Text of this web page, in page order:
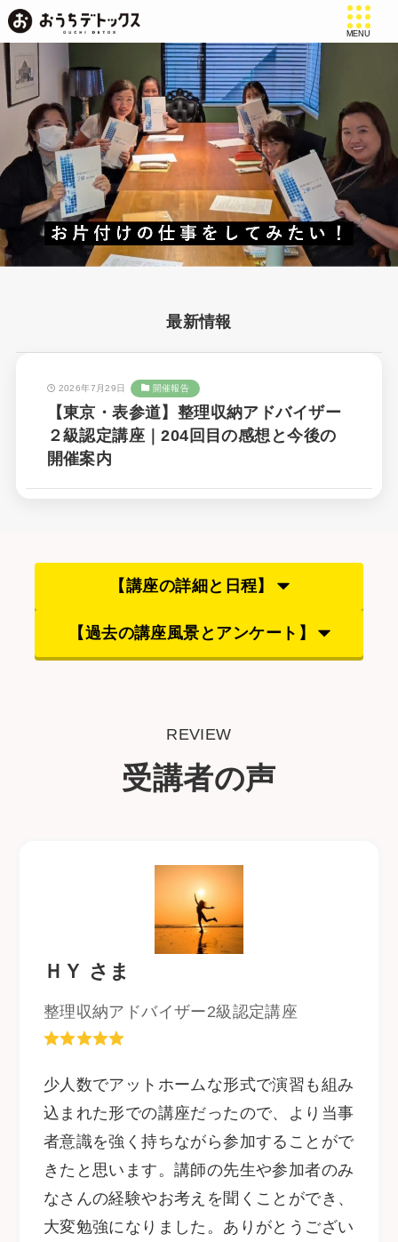
受講生の感想
講座詳細
過去の講座
よくある質問
Instagram
MENU
最新情報
2026年7月29日 開催報告
【東京・表参道】整理収納アドバイザー
２級認定講座｜204回目の感想と今後の
開催案内
【講座の詳細と 日程】
【過去の講座風景とアンケート】
REVIEW
受講者の声
ＨＹ さま
整理収納アドバイザー2級認定講座
少人数でアットホームな形式で演習も組み
込まれた形での講座だったので、より当事
者意識を強く持ちながら参加することがで
きたと思います。講師の先生や参加者のみ
なさんの経験やお考えを聞くことができ、
大変勉強になりました。ありがとうござい